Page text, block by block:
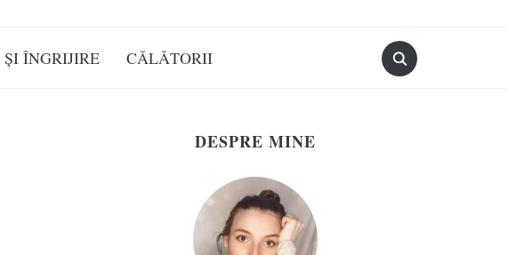
ÎNGRIJIRE CĂLĂTORII
DESPRE MINE